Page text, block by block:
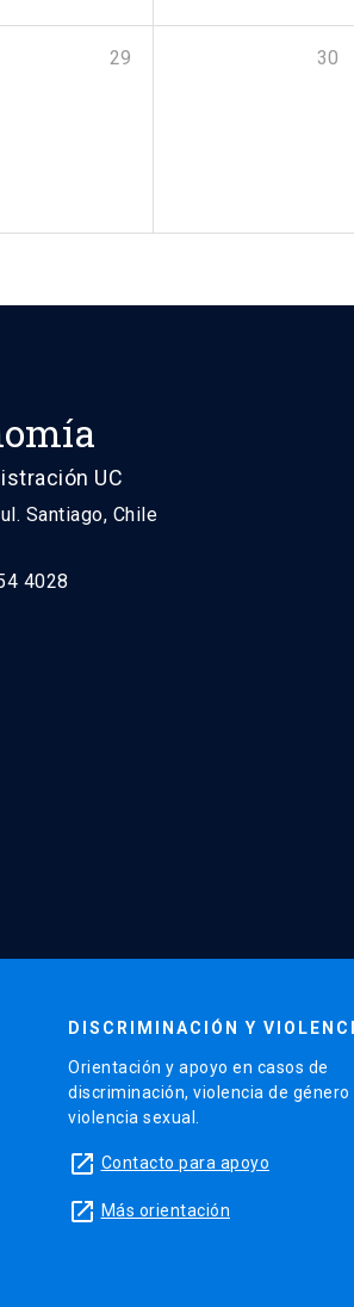
29 30
UC
Santiago, Chile
4028
DISCRIMINACIÓN Y
Orientación y apoyo en casos de
discriminación, violencia de género
violencia sexual.
launch Contacto para apoyo
launch Más orientación